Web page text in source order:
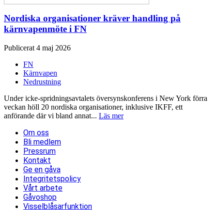
Nordiska organisationer kräver handling på
kärnvapenmöte i FN
Publicerat 4 maj 2026
FN
Kärnvapen
Nedrustning
Under icke-spridningsavtalets översynskonferens i New York förra
veckan höll 20 nordiska organisationer, inklusive IKFF, ett
anförande där vi bland annat... Läs mer
Om oss
Bli medlem
Pressrum
Kontakt
Ge en gåva
Integritetspolicy
Vårt arbete
Gåvoshop
Visselblåsarfunktion